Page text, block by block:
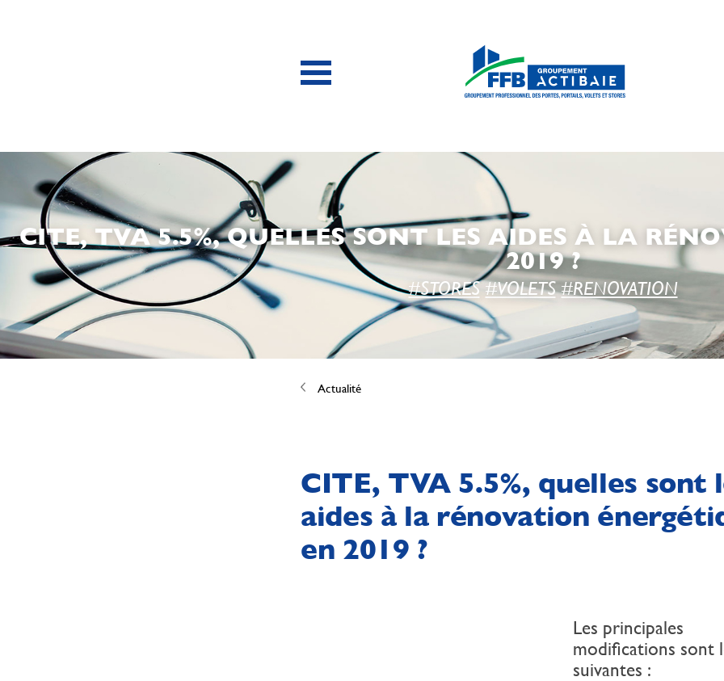
CITE, TVA 5.5%, QUELLES SONT LES AIDES À LA
2019 ?
#STORES #VOLETS #RENOVATION
Actualité
CITE, TVA 5.5%, quelles sont
aides à la rénovation
en 2019 ?
Les principales
modifications sont
suivantes :